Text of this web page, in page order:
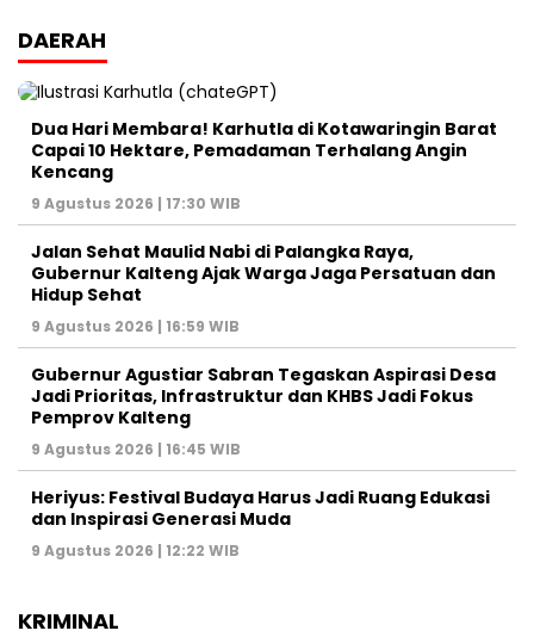
DAERAH
Dua Hari Membara! Karhutla di Kotawaringin Barat
Capai 10 Hektare, Pemadaman Terhalang Angin
Kencang
9 Agustus 2026 | 17:30 WIB
Jalan Sehat Maulid Nabi di Palangka Raya,
Gubernur Kalteng Ajak Warga Jaga Persatuan dan
Hidup Sehat
9 Agustus 2026 | 16:59 WIB
Gubernur Agustiar Sabran Tegaskan Aspirasi Desa
Jadi Prioritas, Infrastruktur dan KHBS Jadi Fokus
Pemprov Kalteng
9 Agustus 2026 | 16:45 WIB
Heriyus: Festival Budaya Harus Jadi Ruang Edukasi
dan Inspirasi Generasi Muda
9 Agustus 2026 | 12:22 WIB
KRIMINAL